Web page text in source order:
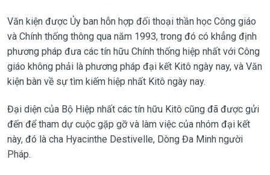
Văn kiện được Ủy ban hỗn hợp đối thoại thần học Công giáo
và Chính thống thông qua năm 1993, trong đó có khẳng định
phương pháp đưa các tín hữu Chính thống hiệp nhất với Công
giáo không phải là phương pháp đại kết Kitô ngày nay, và Văn
kiện bàn về sự tìm kiếm hiệp nhất Kitô ngày nay.
Đại diện của Bộ Hiệp nhất các tín hữu Kitô cũng đã được gửi
đến để tham dự cuộc gặp gỡ và làm việc của nhóm đại kết
này, đó là cha Hyacinthe Destivelle, Dòng Đa Minh người
Pháp.